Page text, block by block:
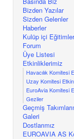
Bizden Yazılar
Sizden Gelenler
Haberler
Kulüp içi
Forum
Üye Listesi
Etkinliklerimiz
Havacılık Komitesi
Uzay Komitesi
EuroAvia Komitesi
Geziler
Geçmiş
Galeri
Dostlarımız
EUROAVIA AS